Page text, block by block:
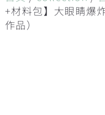
+材料包】大眼睛爆
作品）